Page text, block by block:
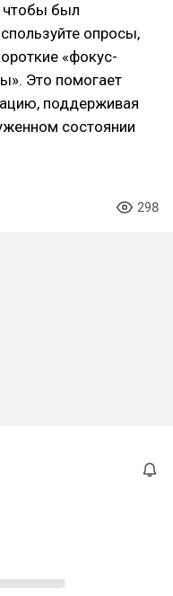
чтобы был
опросы,
«фокус-
Это помогает
поддерживая
состоянии
298